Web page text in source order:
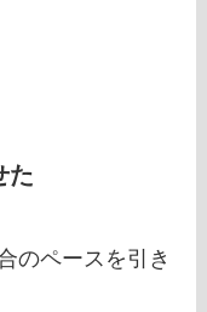
た
のペースを引き